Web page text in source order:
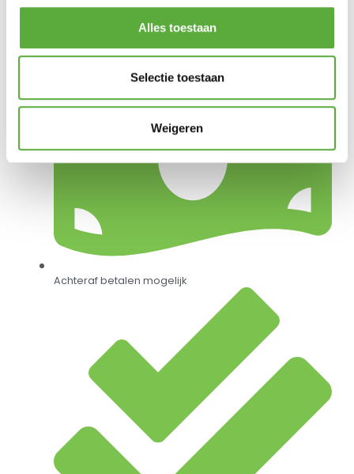
Alles toestaan
Selectie toestaan
Weigeren
Achteraf betalen mogelijk